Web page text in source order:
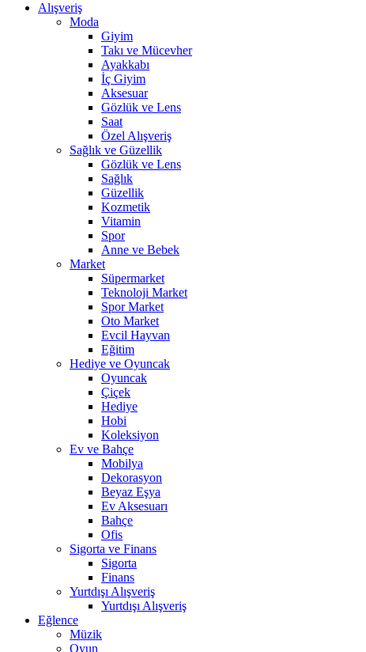
Alışveriş
Moda
Giyim
Takı ve Mücevher
Ayakkabı
İç Giyim
Aksesuar
Gözlük ve Lens
Saat
Özel Alışveriş
Sağlık ve Güzellik
Gözlük ve Lens
Sağlık
Güzellik
Kozmetik
Vitamin
Spor
Anne ve Bebek
Market
Süpermarket
Teknoloji Market
Spor Market
Oto Market
Evcil Hayvan
Eğitim
Hediye ve Oyuncak
Oyuncak
Çiçek
Hediye
Hobi
Koleksiyon
Ev ve Bahçe
Mobilya
Dekorasyon
Beyaz Eşya
Ev Aksesuarı
Bahçe
Ofis
Sigorta ve Finans
Sigorta
Finans
Yurtdışı Alışveriş
Yurtdışı Alışveriş
Eğlence
Müzik
Oyun